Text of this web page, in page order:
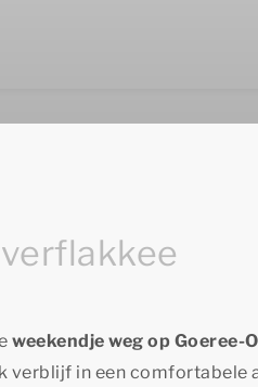
weekendje weg op Goeree-
verblijf in een comfortabele